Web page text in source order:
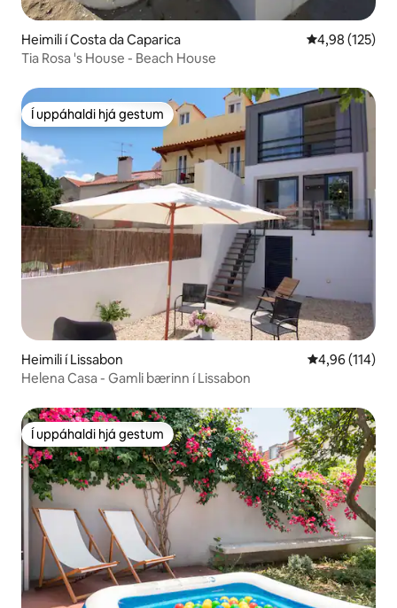
Heimili í Costa da Caparica 4,98 af 5 í
4,98 (125)
Tia Rosa 's House - Beach House
Í uppáhaldi hjá gestum
Í uppáhaldi hjá gestum
Heimili í Lissabon 4,96 af 5 í
4,96 (114)
Helena Casa - Gamli bærinn í Lissabon
Í uppáhaldi hjá gestum
Í uppáhaldi hjá gestum